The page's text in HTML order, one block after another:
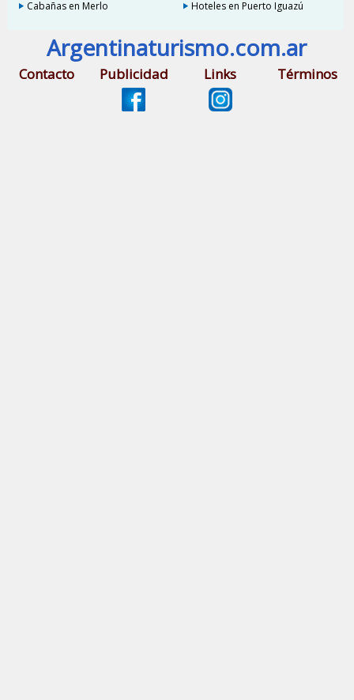
Cabañas en Merlo Hoteles en Puerto Iguazú
Argentinaturismo.com.ar
Contacto Publicidad Links Términos